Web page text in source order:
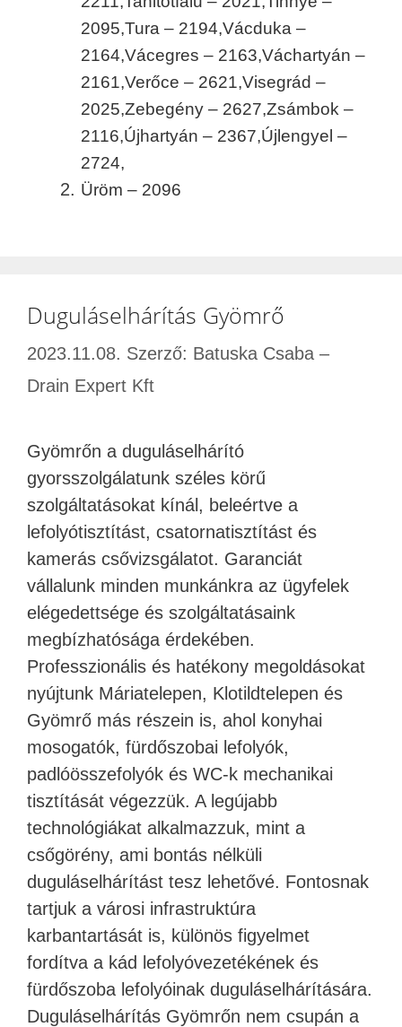
2095,Tura – 2194,Vácduka –
2164,Vácegres – 2163,Váchartyán –
2161,Verőce – 2621,Visegrád –
2025,Zebegény – 2627,Zsámbok –
2116,Újhartyán – 2367,Újlengyel –
2724,
Üröm – 2096
Duguláselhárítás Gyömrő
2023.11.08. Szerző: Batuska Csaba –
Drain Expert Kft
Gyömrőn a duguláselhárító
gyorsszolgálatunk széles körű
szolgáltatásokat kínál, beleértve a
lefolyótisztítást, csatornatisztítást és
kamerás csővizsgálatot. Garanciát
vállalunk minden munkánkra az ügyfelek
elégedettsége és szolgáltatásaink
megbízhatósága érdekében.
Professzionális és hatékony megoldásokat
nyújtunk Máriatelepen, Klotildtelepen és
Gyömrő más részein is, ahol konyhai
mosogatók, fürdőszobai lefolyók,
padlóösszefolyók és WC-k mechanikai
tisztítását végezzük. A legújabb
technológiákat alkalmazzuk, mint a
csőgörény, ami bontás nélküli
duguláselhárítást tesz lehetővé. Fontosnak
tartjuk a városi infrastruktúra
karbantartását is, különös figyelmet
fordítva a kád lefolyóvezetékének és
fürdőszoba lefolyóinak duguláselhárítására.
Duguláselhárítás Gyömrőn nem csupán a